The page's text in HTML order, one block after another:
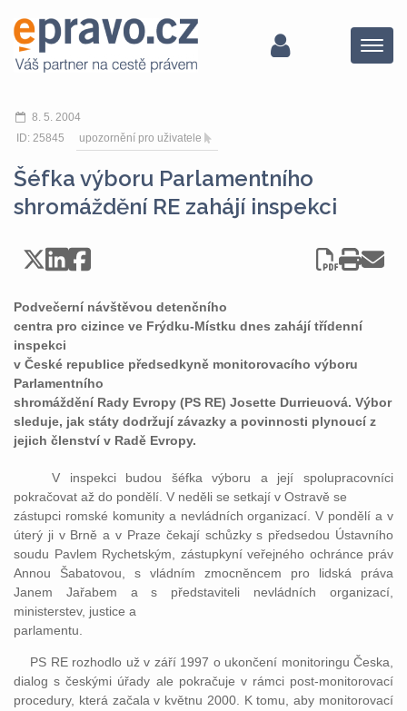
Menu
8. 5. 2004
ID: 25845
upozornění pro uživatele
Šéfka výboru Parlamentního
shromáždění RE zahájí inspekci
Podvečerní návštěvou detenčního
centra pro cizince ve Frýdku-Místku dnes zahájí třídenní
inspekci
v České republice předsedkyně monitorovacího výboru
Parlamentního
shromáždění Rady Evropy (PS RE) Josette Durrieuová. Výbor
sleduje, jak státy dodržují závazky a povinnosti plynoucí z
jejich členství v Radě Evropy.
V inspekci budou šéfka výboru a její spolupracovníci
pokračovat až do pondělí. V neděli se setkají v Ostravě se
zástupci romské komunity a nevládních organizací. V pondělí a v
úterý ji v Brně a v Praze čekají schůzky s předsedou Ústavního
soudu Pavlem Rychetským, zástupkyní veřejného ochránce práv
Annou Šabatovou, s vládním zmocněncem pro lidská práva
Janem Jařabem a s představiteli nevládních organizací,
ministerstev, justice a
parlamentu.
PS RE rozhodlo už v září 1997 o ukončení monitoringu Česka,
dialog s českými úřady ale pokračuje v rámci post-monitorovací
procedury, která začala v květnu 2000. K tomu, aby monitorovací